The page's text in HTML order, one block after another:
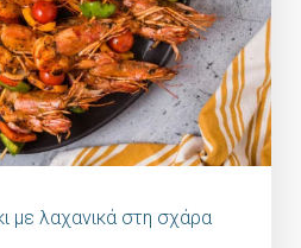
με λαχανικά στη σχάρα